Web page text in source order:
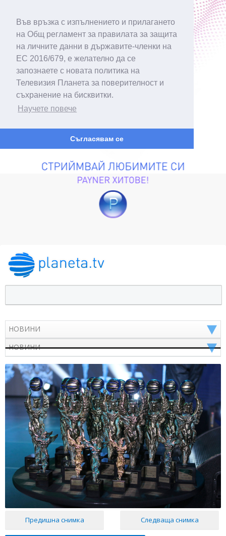
Във връзка с изпълнението и прилагането
на Общ регламент за правилата за защита
на личните данни в държавите-членки на
ЕС 2016/679, е желателно да се
запознаете с новата политика на
Телевизия Планета за поверителност и
съхранение на бисквитки.
Научете повече
Съгласявам се
Предишна снимка Следваща снимка